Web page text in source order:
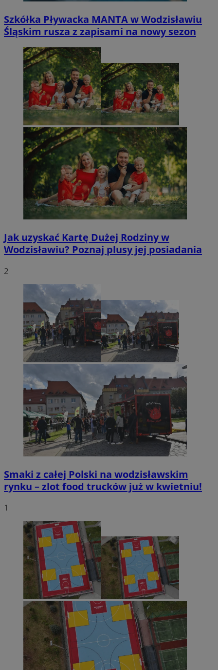
Szkółka Pływacka MANTA w Wodzisławiu
Śląskim rusza z zapisami na nowy sezon
Jak uzyskać Kartę Dużej Rodziny w
Wodzisławiu? Poznaj plusy jej posiadania
2
Smaki z całej Polski na wodzisławskim
rynku – zlot food trucków już w kwietniu!
1